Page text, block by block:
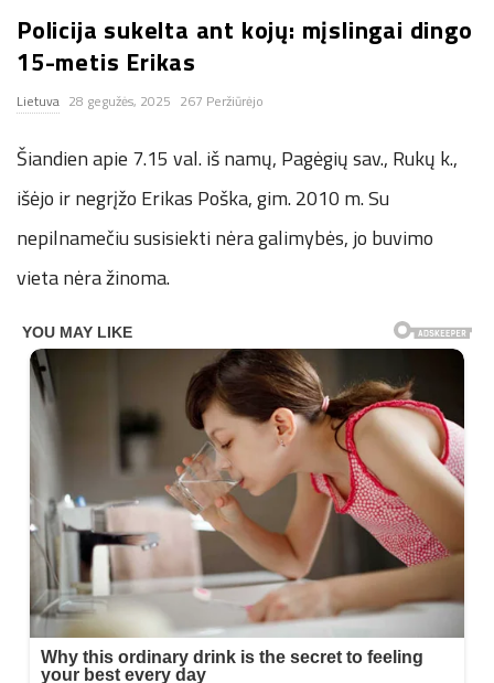
n
.
n
e
t
Policija sukelta ant kojų: mįslingai dingo
15-metis Erikas
Lietuva 28 gegužės, 2025 267 Peržiūrėjo
Šiandien apie 7.15 val. iš namų, Pagėgių sav., Rukų k.,
išėjo ir negrįžo Erikas Poška, gim. 2010 m. Su
nepilnamečiu susisiekti nėra galimybės, jo buvimo
vieta nėra žinoma.